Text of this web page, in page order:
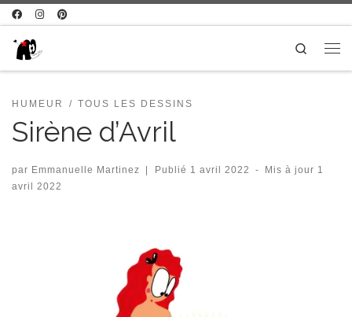
Passer au contenu
Search
HUMEUR TOUS LES DESSINS
Sirène d’Avril
par Emmanuelle Martinez | Publié 1 avril 2022 - Mis à jour 1
avril 2022